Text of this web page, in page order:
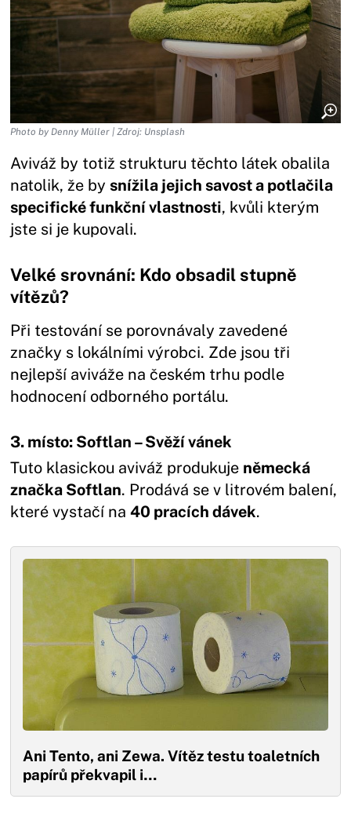
Photo by Denny Müller | Zdroj: Unsplash
Aviváž by totiž strukturu těchto látek obalila
natolik, že bysnížila jejich savost a potlačila
specifické funkční vlastnosti, kvůli kterým
jste si je kupovali.
Velké srovnání: Kdo obsadil stupně
vítězů?
Při testování se porovnávaly zavedené
značky s lokálními výrobci. Zde jsou tři
nejlepší aviváže na českém trhu podle
hodnocení odborného portálu.
3. místo: Softlan – Svěží vánek
Tuto klasickou aviváž produkuje německá
značka Softlan. Prodává se v litrovém balení,
které vystačí na40 pracích dávek.
Ani Tento, ani Zewa. Vítěz testu toaletních
papírů překvapil i…